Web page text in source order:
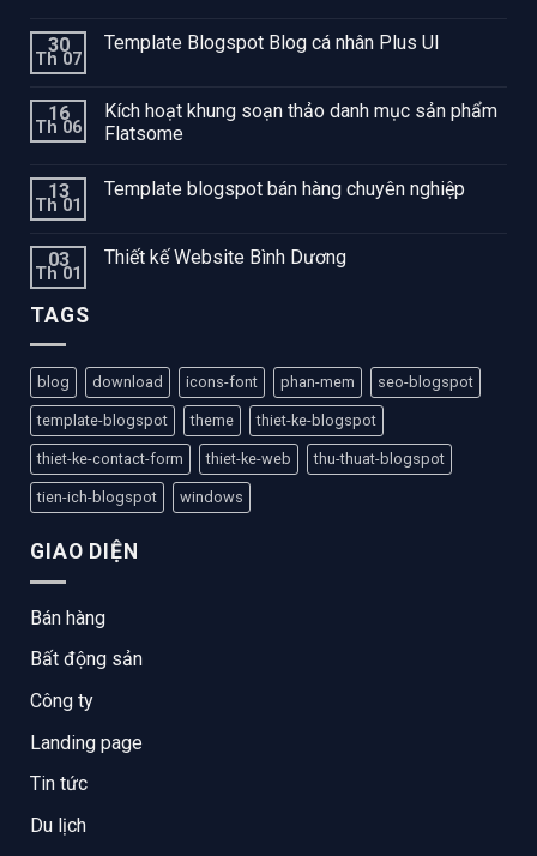
30
Th 07
Template Blogspot Blog cá nhân Plus UI
16
Th 06
Kích hoạt khung soạn thảo danh mục sản phẩm
Flatsome
13
Th 01
Template blogspot bán hàng chuyên nghiệp
03
Th 01
Thiết kế Website Bình Dương
TAGS
blog download icons-font phan-mem seo-blogspot
template-blogspot theme thiet-ke-blogspot
thiet-ke-contact-form thiet-ke-web thu-thuat-blogspot
tien-ich-blogspot windows
GIAO DIỆN
Bán hàng
Bất động sản
Công ty
Landing page
Tin tức
Du lịch